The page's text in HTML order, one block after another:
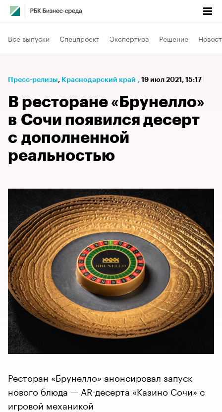
Все выпуски Спецпроект Экспертиза Решение
Пресс-релизы⁠, Краснодарский край , 19 июл 2021, 15:17
В ресторане «Брунелло»
в Сочи появился десерт
с дополненной
реальностью
Ресторан «Брунелло» анонсировал запуск
нового блюда — AR-десерта «Казино Сочи» с
игровой механикой